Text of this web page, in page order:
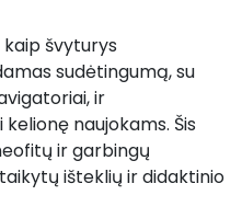
kaip švyturys
sudėtingumą, su
ir
naujokams. Šis
ir garbingų
išteklių ir didaktinio